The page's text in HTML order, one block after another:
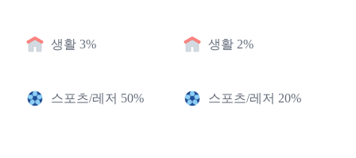
생활 3% 생활 2%
스포츠/레저 50% 스포츠/레저 20%